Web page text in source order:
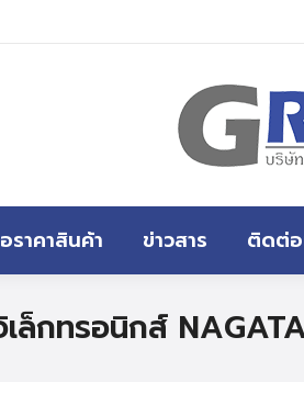
ราคาสินค้า ข่าวสาร ติดต่อ
ล็กทรอนิกส์